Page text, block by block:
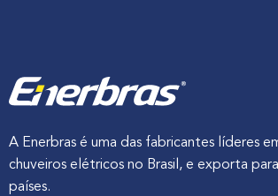
A Enerbras é uma das fabricantes líderes
chuveiros elétricos no Brasil, e exporta
países.